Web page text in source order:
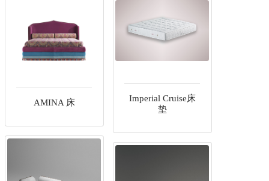
AMINA 床
Imperial Cruise床
垫